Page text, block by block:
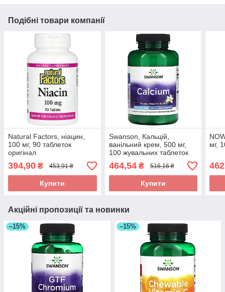
Подібні товари компанії
Natural Factors, ніацин,
100 мг, 90 таблеток
оригінал
394,90 ₴ 453,91 ₴
Купити
Swanson, Кальцій,
ванільний крем, 500 мг,
100 жувальних таблеток
оригінал
464,54₴ 516,16 ₴
Купити
мг,
Акційні пропозиції та новинки
–15% –15%